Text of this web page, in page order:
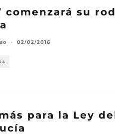
comenzará su
· 02/02/2016
para la Ley